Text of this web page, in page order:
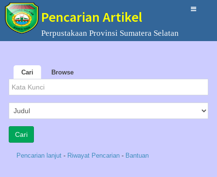
Pencarian Artikel
Perpustakaan Provinsi Sumatera Selatan
Cari Browse
Pencarian lanjut - Riwayat Pencarian - Bantuan